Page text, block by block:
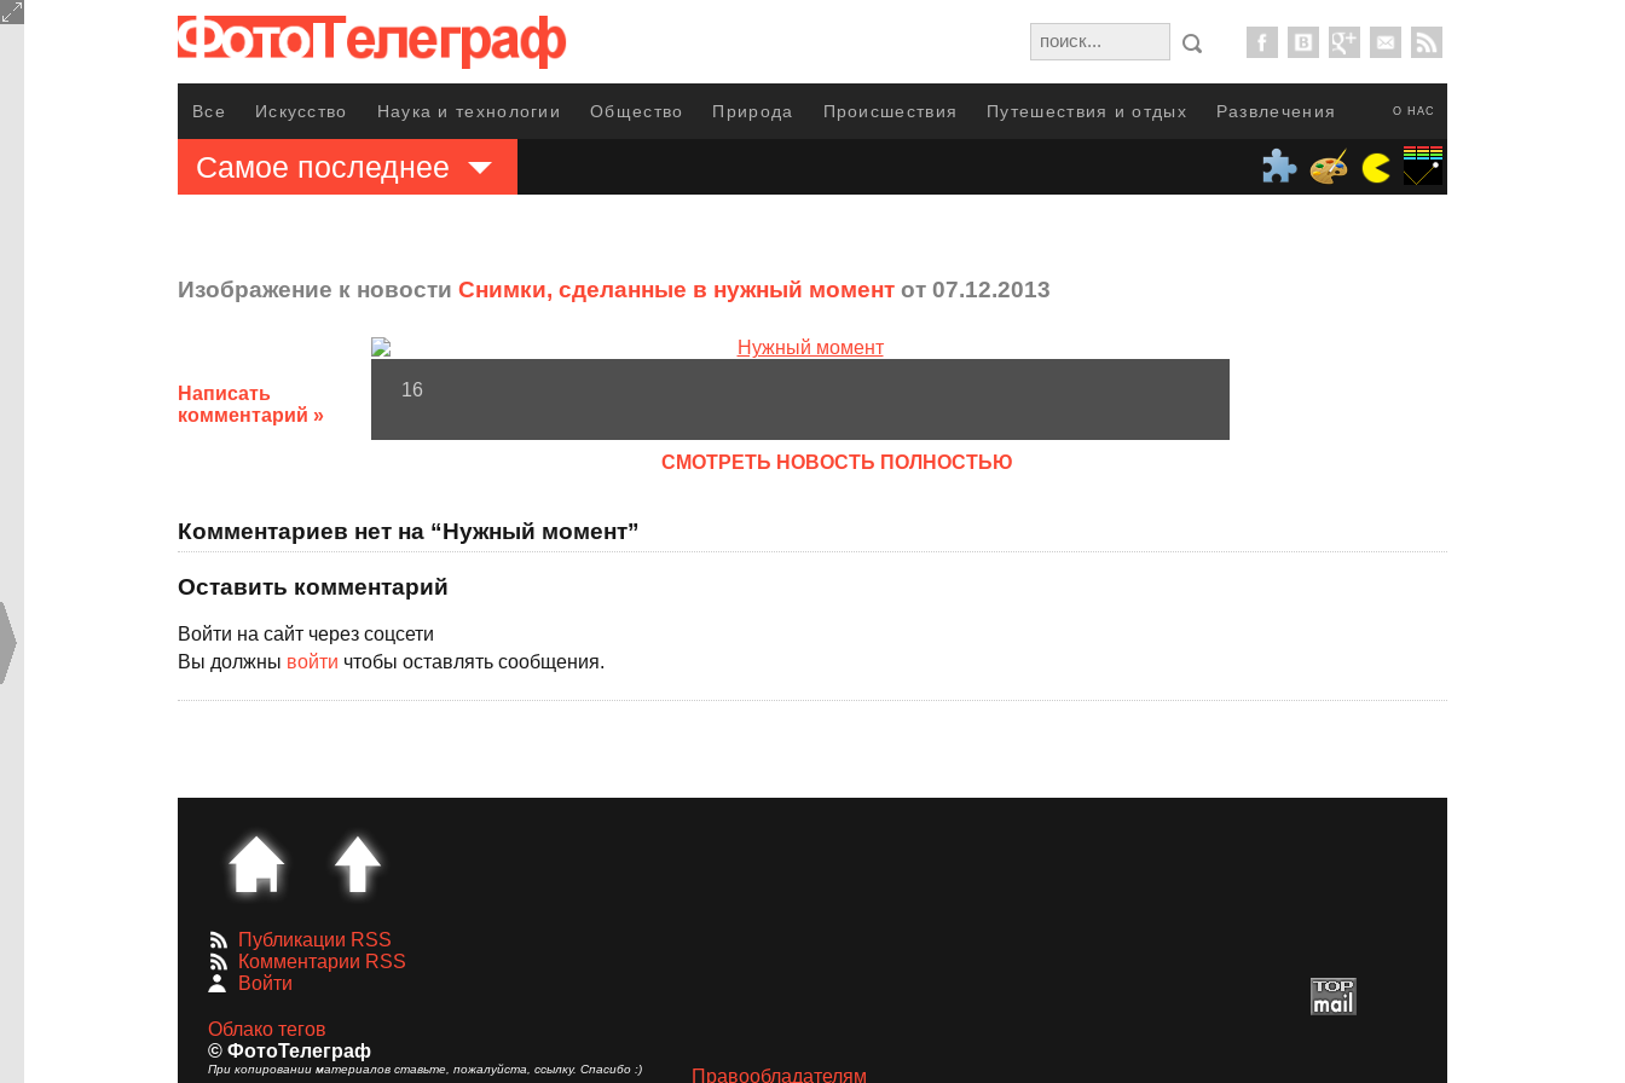
О НАС
Все Искусство Наука и технологии Общество Природа Происшествия Путешествия и отдых Развлечения
Самое последнее
Изображение к новости Снимки, сделанные в нужный момент от 07.12.2013
Написать
комментарий »
16
CМОТРЕТЬ НОВОСТЬ ПОЛНОСТЬЮ
Комментариев нет на “Нужный момент”
Оставить комментарий
Войти на сайт через соцсети
Вы должны войти чтобы оставлять сообщения.
Публикации RSS
Комментарии RSS
Войти
Облако тегов
© ФотоТелеграф
При копировании материалов ставьте, пожалуйста, ссылку. Спасибо :) Правообладателям